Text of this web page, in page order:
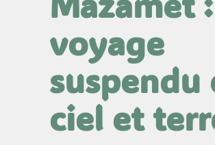
voyage
suspendu
ciel et